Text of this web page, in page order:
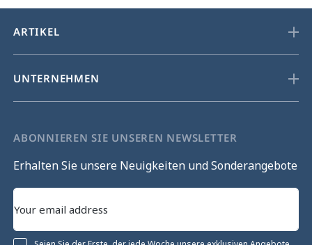
ARTIKEL
UNTERNEHMEN
ABONNIEREN SIE UNSEREN NEWSLETTER
Erhalten Sie unsere Neuigkeiten und Sonderangebote